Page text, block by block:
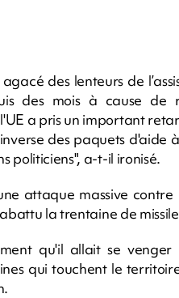
des lenteurs de
des mois à cause de
a pris un important
des paquets d'aide
politiciens", a-t-il ironisé.
attaque massive
la trentaine de
qu'il allait se
qui touchent le